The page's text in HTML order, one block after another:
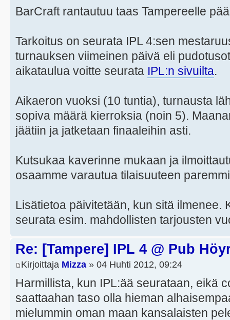
BarCraft rantautuu taas Tampereelle
Tarkoitus on seurata IPL 4:sen
turnauksen viimeinen päivä eli
aikataulua voitte seurata IPL:n sivuilta.
Aikaeron vuoksi (10 tuntia), turnausta
sopiva määrä kierroksia (noin 5).
jäätiin ja jatketaan finaaleihin asti.
Kutsukaa kaverinne mukaan ja
osaamme varautua tilaisuuteen
Lisätietoa päivitetään, kun sitä ilmenee.
seurata esim. mahdollisten tarjousten
Re: [Tampere] IPL 4 @ Pub
Kirjoittaja Mizza » 04 Huhti 2012, 09:24
Harmillista, kun IPL:ää seurataan, eikä
saattaahan taso olla hieman
mielummin oman maan kansalaisten